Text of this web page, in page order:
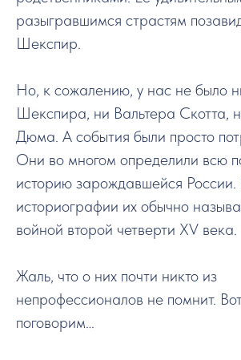
разыгравшимся страстям
Шекспир.
Но, к сожалению, у нас не было
Шекспира, ни Вальтера Скотта,
Дюма. А события были просто
Они во многом определили всю
историю зарождавшейся России.
историографии их обычно
войной второй четверти XV века.
Жаль, что о них почти никто из
непрофессионалов не помнит.
поговорим…